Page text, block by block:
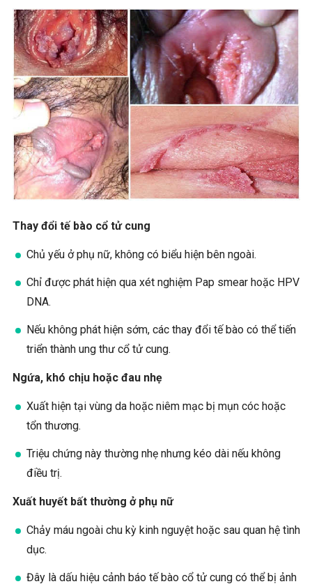
Thay đổi tế bào cổ tử cung
Chủ yếu ở phụ nữ, không có biểu hiện bên ngoài.
Chỉ được phát hiện qua xét nghiệm Pap smear hoặc HPV
DNA.
Nếu không phát hiện sớm, các thay đổi tế bào có thể tiến
triển thành ung thư cổ tử cung.
Ngứa, khó chịu hoặc đau nhẹ
Xuất hiện tại vùng da hoặc niêm mạc bị mụn cóc hoặc
tổn thương.
Triệu chứng này thường nhẹ nhưng kéo dài nếu không
điều trị.
Xuất huyết bất thường ở phụ nữ
Chảy máu ngoài chu kỳ kinh nguyệt hoặc sau quan hệ tình
dục.
Đây là dấu hiệu cảnh báo tế bào cổ tử cung có thể bị ảnh